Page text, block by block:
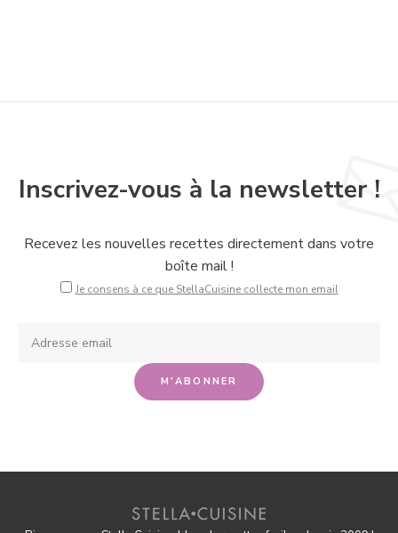
Inscrivez-vous à la newsletter !
Recevez les nouvelles recettes directement dans votre
boîte mail !
Je consens à ce que StellaCuisine collecte mon email